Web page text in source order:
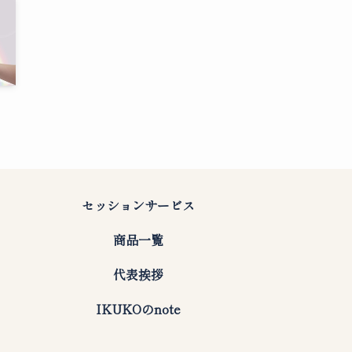
セッションサービス
商品一覧
代表挨拶
IKUKOのnote